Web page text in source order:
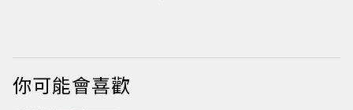
你可能會喜歡